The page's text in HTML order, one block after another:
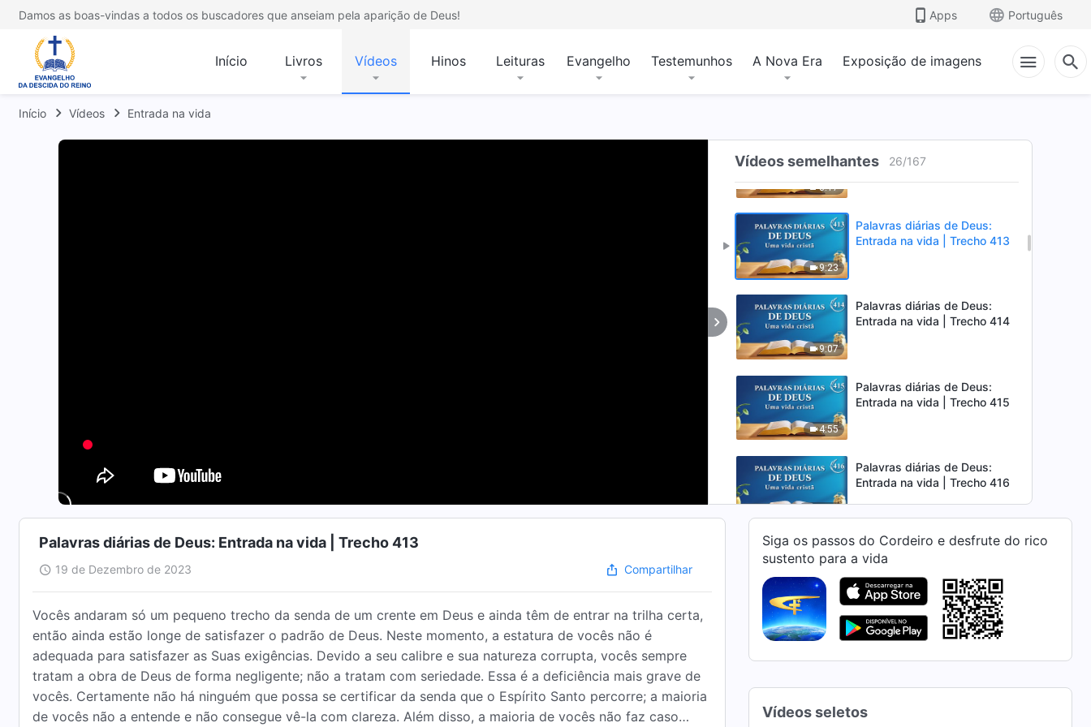
Damos as boas-vindas a todos os buscadores que anseiam pela aparição de Deus! Apps Português
Início Livros Vídeos Hinos Leituras Evangelho Testemunhos A Nova Era Exposição de imagens
Início Vídeos Entrada na vida
Vídeos semelhantes 26/167
Palavras diárias de Deus:
8:17
Palavras diárias de Deus:
Entrada na vida | Trecho 412
9:23
Palavras diárias de Deus:
Entrada na vida | Trecho 413
9:07
Palavras diárias de Deus:
Entrada na vida | Trecho 414
4:55
Palavras diárias de Deus:
Entrada na vida | Trecho 415
Palavras diárias de Deus:
Entrada na vida | Trecho 416
4:44
Palavras diárias de Deus:
Entrada na vida | Trecho 417
Palavras diárias de Deus:
Entrada na vida | Trecho 418
Palavras diárias de Deus:
Palavras diárias de Deus: Entrada na vida | Trecho 413
19 de Dezembro de 2023 Compartilhar
Vocês andaram só um pequeno trecho da senda de um crente em Deus e ainda têm de entrar na trilha certa,
então ainda estão longe de satisfazer o padrão de Deus. Neste momento, a estatura de vocês não é
adequada para satisfazer as Suas exigências. Devido a seu calibre e sua natureza corrupta, vocês sempre
tratam a obra de Deus de forma negligente; não a tratam com seriedade. Essa é a deficiência mais grave de
vocês. Certamente não há ninguém que possa se certificar da senda que o Espírito Santo percorre; a maioria
de vocês não a entende e não consegue vê-la com clareza. Além disso, a maioria de vocês não faz caso
Siga os passos do Cordeiro e desfrute do rico
sustento para a vida
Vídeos seletos